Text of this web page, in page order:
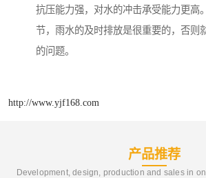
抗压能力强，对水的冲击承受能力更高
节，雨水的及时排放是很重要的，否则
的问题。
http://www.yjf168.com
产品推荐
Development, design, production and sales in